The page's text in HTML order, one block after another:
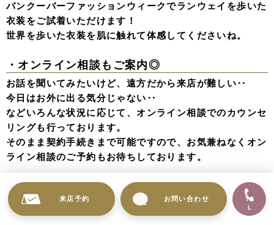
バンクーバーファッションウィークでランウェイを歩いた
衣装をご試着いただけます！
世界を歩いた衣装を肌に触れて体感してくださいね。
・オンライン相談もご案内◎
お話を聞いてみたいけど、遠方だから来店が難しい‥
今日はお外に出る気分じゃない‥
などいろんな状況に応じて、オンライン相談でのカウンセ
リングも行っております。
そのまま契約手続きまで可能ですので、お気兼ねなくオン
ライン相談のご予約もお待ちしております。
来店予約 お問い合わせ
TE
L